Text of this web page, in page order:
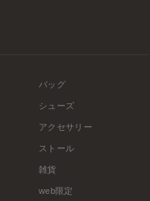
バッグ
シューズ
アクセサリー
ストール
雑貨
web限定